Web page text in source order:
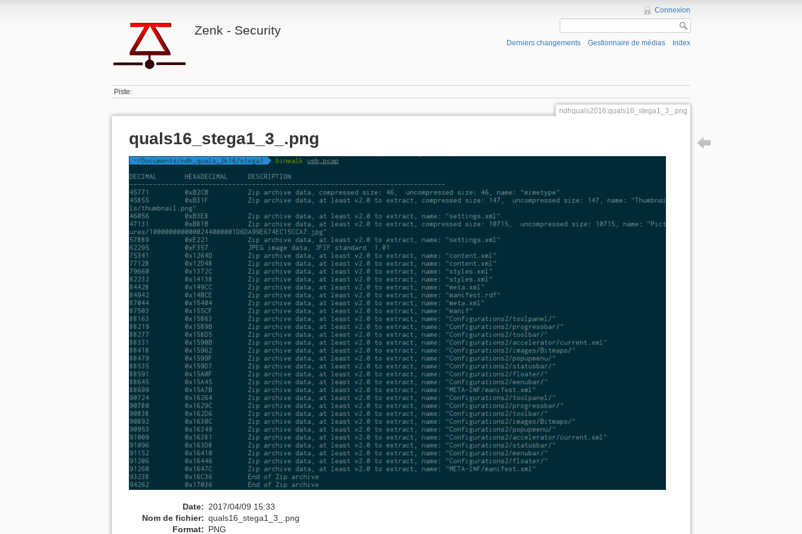
Zenk - Security
Connexion
Derniers changements Gestionnaire de médias Index
Piste:
ndhquals2016:quals16_stega1_3_.png
quals16_stega1_3_.png
Date: 2017/04/09 15:33
Nom de fichier: quals16_stega1_3_.png
Format: PNG
Retour à ndhquals2016:catch-